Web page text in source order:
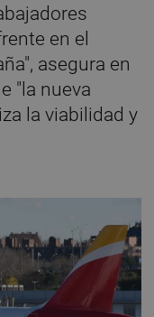
en el
asegura en
"la nueva
la viabilidad y